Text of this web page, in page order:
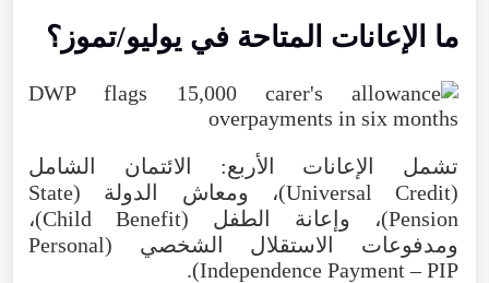
ما الإعانات المتاحة في يوليو/تموز ؟
تشمل الإعانات الأربع: الائتمان
الشامل
(
Universal Credit )، ومعاش الدولة (
State
Pension)، وإعانة الطفل (
Child Benefit
)،
ومدفوعات
الاستقلال الشخصي (
Personal
Independence Payment –PIP
).